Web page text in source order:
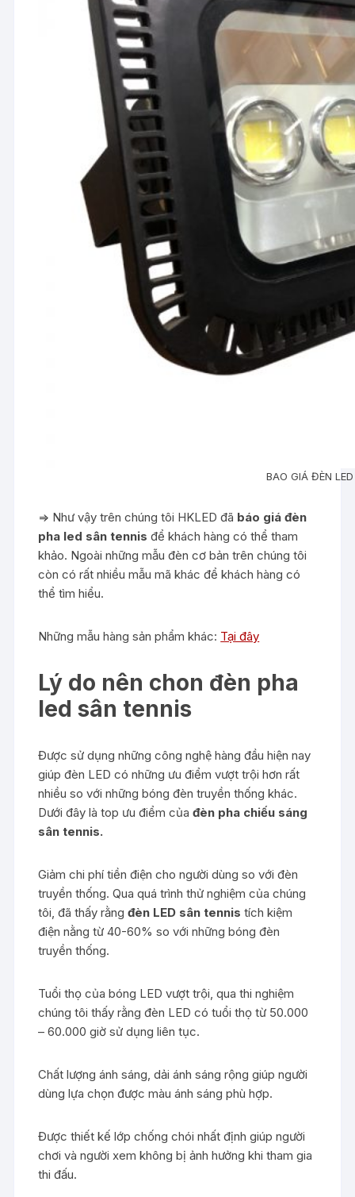
BAO GIÁ ĐÈN
=> Như vậy trên chúng tôi HKLED đã báo giá đèn
pha led sân tennis để khách hàng có thể tham
khảo. Ngoài những mẫu đèn cơ bản trên chúng tôi
còn có rất nhiều mẫu mã khác để khách hàng có
thể tìm hiểu.
Những mẫu hàng sản phẩm khác: Tại đây
Lý do nên chon đèn pha
led sân tennis
Được sử dụng những công nghệ hàng đầu hiện nay
giúp đèn LED có những ưu điểm vượt trội hơn rất
nhiều so với những bóng đèn truyền thống khác.
Dưới đây là top ưu điểm củađèn pha chiếu sáng
sân tennis.
Giảm chi phí tiền điện cho người dùng so với đèn
truyền thống. Qua quá trình thử nghiệm của chúng
tôi, đã thấy rằngđèn LED sân tennis tích kiệm
điện nằng từ 40-60% so với những bóng đèn
truyền thống.
Tuổi thọ của bóng LED vượt trội, qua thi nghiệm
chúng tôi thấy rằng đèn LED có tuổi thọ từ 50.000
– 60.000 giờ sử dụng liên tục.
Chất lượng ánh sáng, dải ánh sáng rộng giúp người
dùng lựa chọn được màu ánh sáng phù hợp.
Được thiết kế lớp chống chói nhất định giúp người
chơi và người xem không bị ảnh hưởng khi tham gia
thi đấu.